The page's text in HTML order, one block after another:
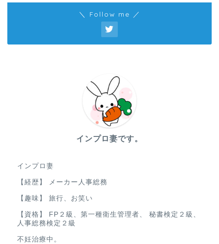
＼ Follow me ／
インプロ妻です。
インプロ妻
【経歴】 メーカー人事総務
【趣味】 旅行、お笑い
【資格】 FP２級、第一種衛生管理者、 秘書検定２級、
人事総務検定２級
不妊治療中。